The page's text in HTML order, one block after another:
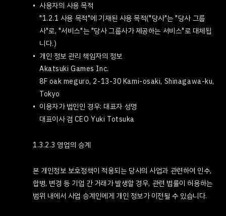
사용자의 사용 목적
"1.2.1 사용 목적"에 기재된 사용 목적("당사"는 "당사 그룹
사"로, "서비스"는 "당사 그룹사가 제공하는 서비스"로 대체됩
니다.)
개인 정보 관리 책임자의 정보
Akatsuki Games Inc.
8F oak meguro, 2-13-30 Kami-osaki, Shinagawa-ku,
Tokyo
이용자가 법인인 경우: 대표자 성명
대표이사 겸 CEO Yuki Totsuka
1.3.2.3 영업의 승계
본 개인정보 보호정책이 적용되는 당사의 사업과 관련하여 인수,
합병, 변경 등 기업 간 거래가 발생할 경우, 관련 법률이 허용하는
범위 내에서 사업 승계인에게 개인 정보가 이전될 수 있습니다.